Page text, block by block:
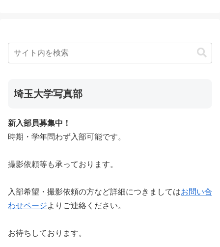
埼玉大学写真部
新入部員募集中！
時期・学年問わず入部可能です。
撮影依頼等も承っております。
入部希望・撮影依頼の方など詳細につきましてはお問い合
わせページよりご連絡ください。
お待ちしております。